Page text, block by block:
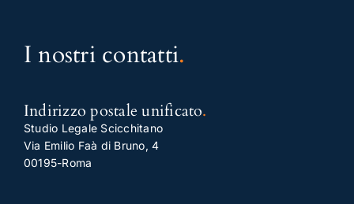
I nostri contatti.
Indirizzo postale unificato.
Studio Legale Scicchitano
Via Emilio Faà di Bruno, 4
00195-Roma